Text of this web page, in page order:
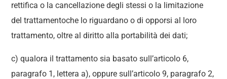
rettifica o la cancellazione degli stessi o la limitazione
del trattamentoche lo riguardano o di opporsi al loro
trattamento, oltre al diritto alla portabilità dei dati;
c) qualora il trattamento sia basato sull’articolo 6,
paragrafo 1, lettera a), oppure sull’articolo 9, paragrafo 2,